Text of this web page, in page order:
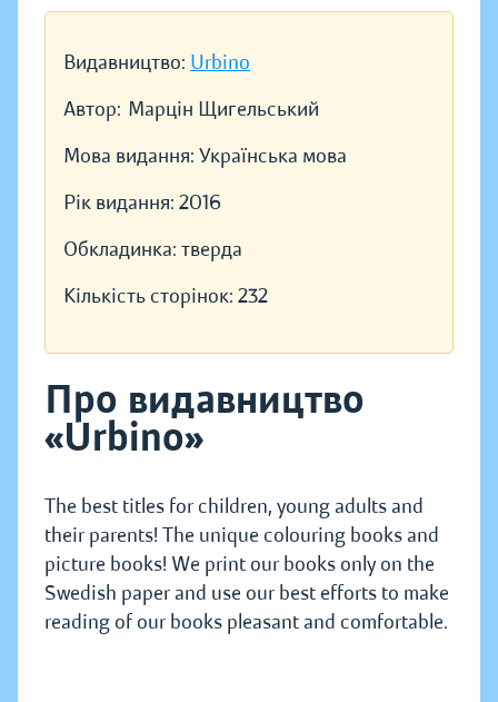
Видавництво: Urbino
Автор: Марцін Щигельський
Мова видання: Українська мова
Рік видання: 2016
Обкладинка: тверда
Кількість сторінок: 232
Про видавництво
«Urbino»
The best titles for children, young adults and
their parents! The unique colouring books and
picture books! We print our books only on the
Swedish paper and use our best efforts to make
reading of our books pleasant and comfortable.